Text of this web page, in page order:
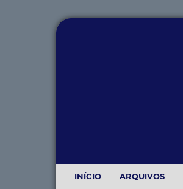
INÍCIO ARQUIVOS